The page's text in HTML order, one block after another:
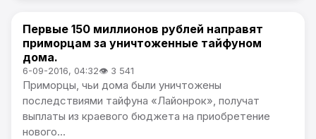
Новости Приморского края
Первые 150 миллионов рублей направят
приморцам за уничтоженные тайфуном
дома.
6-09-2016, 04:32👁 3 541
Приморцы, чьи дома были уничтожены
последствиями тайфуна «Лайонрок», получат
выплаты из краевого бюджета на приобретение
нового...